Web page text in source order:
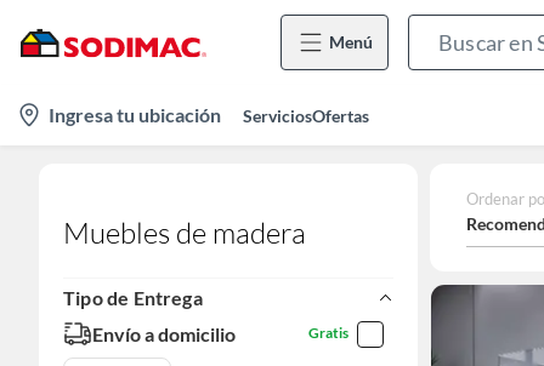
Menú
location-
icon
Ingresa tu ubicación ServiciosOfertas
Muebles de madera
Tipo de Entrega
Envío a domicilio
Gratis
Ordenar